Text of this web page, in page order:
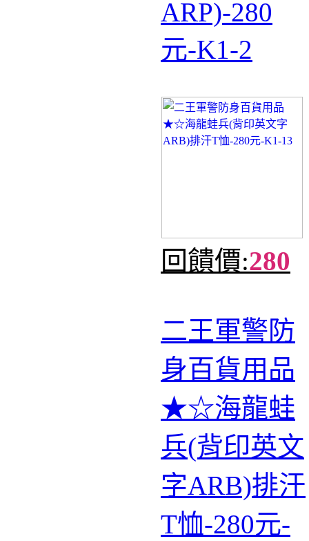
ARP)-280
元-K1-2
回饋價:280
二王軍警防
身百貨用品
★☆海龍蛙
兵(背印英文
字ARB)排汗
T恤-280元-